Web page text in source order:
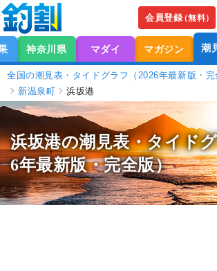
会員登録（無料）
神奈川県 マダイ マガジン 潮
全国の潮見表・タイドグラフ（2026年最新版・完
新温泉町
浜坂港
浜坂港の潮見表・タイド
6年最新版・完全版）